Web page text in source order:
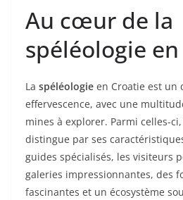
Au cœur de la
spéléologie
La spéléologie en Croatie est un
effervescence, avec une
mines à explorer. Parmi celles-
distingue par ses
guides spécialisés, les visiteurs
galeries impressionnantes, des
fascinantes et un écosystème